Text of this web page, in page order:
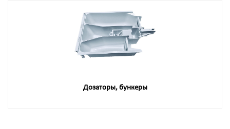
Дозаторы, бункеры